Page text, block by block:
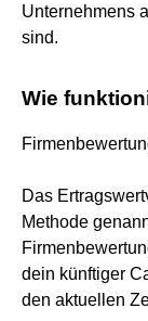
Unternehmens
sind.
Wie
Das
Methode
dein künftiger
den aktuellen